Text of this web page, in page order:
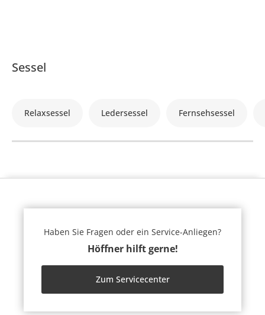
Sessel
Relaxsessel Ledersessel Fernsehsessel
Haben Sie Fragen oder ein Service-Anliegen?
Höffner hilft gerne!
Zum Servicecenter